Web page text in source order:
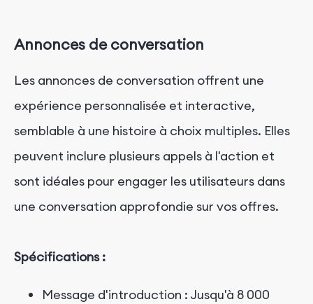
Annonces de conversation
Les annonces de conversation offrent une
expérience personnalisée et interactive,
semblable à une histoire à choix multiples. Elles
peuvent inclure plusieurs appels à l'action et
sont idéales pour engager les utilisateurs dans
une conversation approfondie sur vos offres.
Spécifications :
Message d'introduction : Jusqu'à 8 000